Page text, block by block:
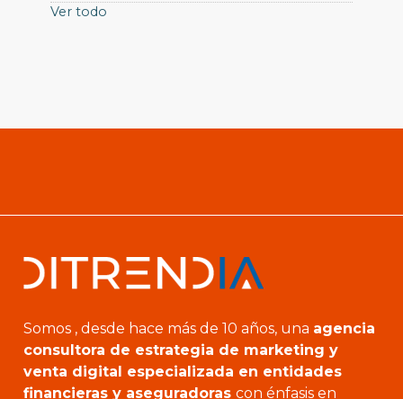
Ver todo
Somos , desde hace más de 10 años, una agencia
consultora de estrategia de marketing y
venta digital especializada en entidades
financieras y aseguradoras con énfasis en